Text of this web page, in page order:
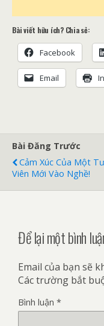
Bài viết hữu ích? Chia sẻ:
Facebook
Email In
Bài Đăng Trước
Cảm Xúc Của Một
Viên Mới Vào Nghề!
Để lại một bình
Email của bạn sẽ
Các trường bắt
Bình luận *